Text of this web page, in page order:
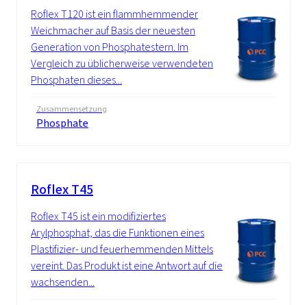
Roflex T120 ist ein flammhemmender
Weichmacher auf Basis der neuesten
Generation von Phosphatestern. Im
Vergleich zu üblicherweise verwendeten
Phosphaten dieses...
Zusammensetzung
Phosphate
Roflex T45
Roflex T45 ist ein modifiziertes
Arylphosphat, das die Funktionen eines
Plastifizier- und feuerhemmenden Mittels
vereint. Das Produkt ist eine Antwort auf die
wachsenden...